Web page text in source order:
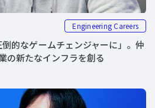
Engineering Careers
倒的なゲームチェンジャーに」。仲
の新たなインフラを創る